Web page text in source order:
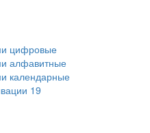
цифровые
алфавитные
календарные
19